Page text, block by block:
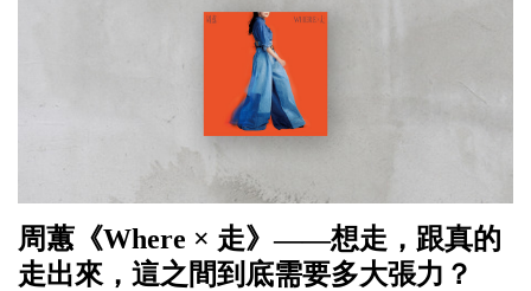
周蕙《Where × 走》——想走，跟真的
走出來，這之間到底需要多大張力？